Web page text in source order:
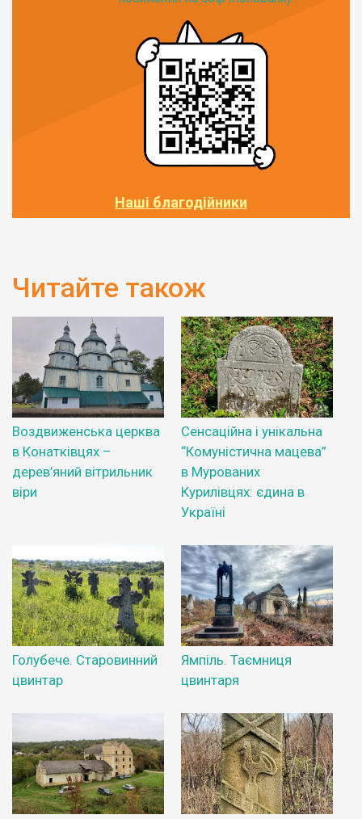
Наші благодійники
Читайте також
Воздвиженська церква
в Конатківцях –
дерев’яний вітрильник
віри
Сенсаційна і унікальна
“Комуністична мацева”
в Мурованих
Курилівцях: єдина в
Україні
Голубече. Старовинний
цвинтар
Ямпіль. Таємниця
цвинтаря